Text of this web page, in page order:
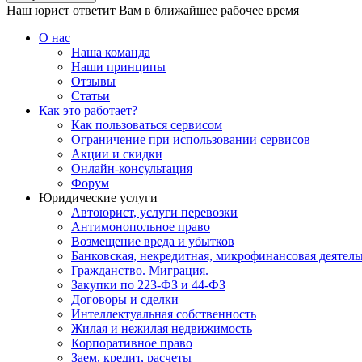
Наш юрист ответит Вам в ближайшее рабочее время
О нас
Наша команда
Наши принципы
Отзывы
Статьи
Как это работает?
Как пользоваться сервисом
Ограничение при использовании сервисов
Акции и скидки
Онлайн-консультация
Форум
Юридические услуги
Автоюрист, услуги перевозки
Антимонопольное право
Возмещение вреда и убытков
Банковская, некредитная, микрофинансовая
Гражданство. Миграция.
Закупки по 223-ФЗ и 44-ФЗ
Договоры и сделки
Интеллектуальная собственность
Жилая и нежилая недвижимость
Корпоративное право
Заем, кредит, расчеты